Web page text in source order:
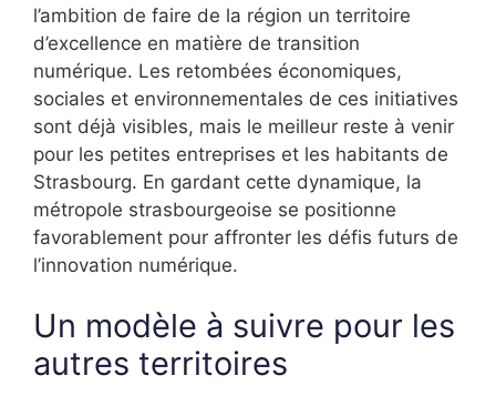
l’ambition de faire de la région un territoire
d’excellence en matière de transition
numérique. Les retombées économiques,
sociales et environnementales de ces initiatives
sont déjà visibles, mais le meilleur reste à venir
pour les petites entreprises et les habitants de
Strasbourg. En gardant cette dynamique, la
métropole strasbourgeoise se positionne
favorablement pour affronter les défis futurs de
l’innovation numérique.
Un modèle à suivre pour les
autres territoires